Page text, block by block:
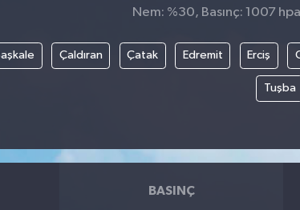
Nem: %30, Basınç: 1007
Çaldıran Çatak Edremit Erciş
Tuşba
BASINÇ